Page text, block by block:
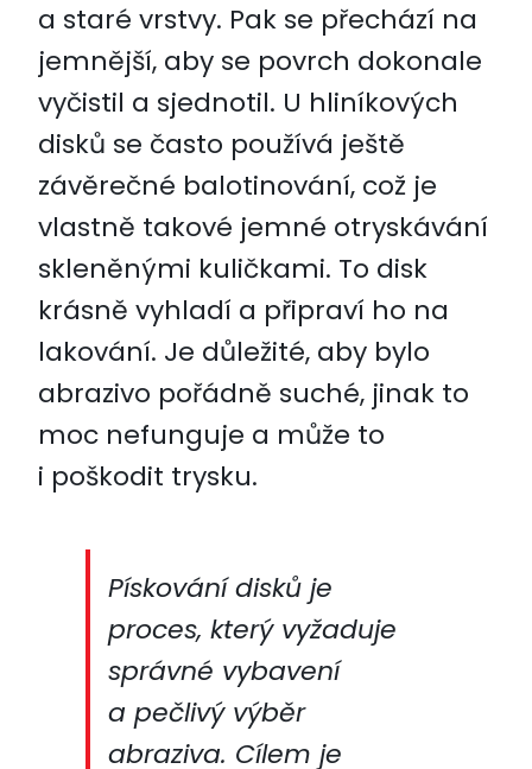
a staré vrstvy. Pak se přechází na
jemnější, aby se povrch dokonale
vyčistil a sjednotil. U hliníkových
disků se často používá ještě
závěrečné balotinování, což je
vlastně takové jemné otryskávání
skleněnými kuličkami. To disk
krásně vyhladí a připraví ho na
lakování. Je důležité, aby bylo
abrazivo pořádně suché, jinak to
moc nefunguje a může to
i poškodit trysku.
Pískování disků je
proces, který vyžaduje
správné vybavení
a pečlivý výběr
abraziva. Cílem je